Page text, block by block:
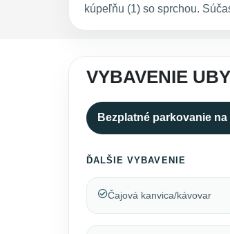
kúpeľňu (1) so sprchou.
VYBAVENIE
Bezplatné parkovanie na
ĎALŠIE VYBAVENIE
Čajová kanvica/kávovar